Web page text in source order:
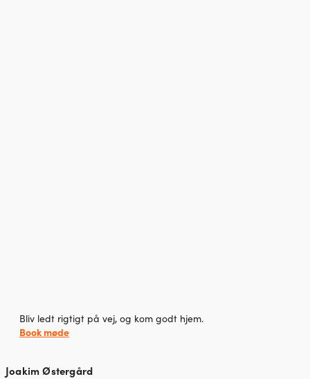
Bliv ledt rigtigt på vej, og kom godt hjem.
Book møde
Joakim Østergård